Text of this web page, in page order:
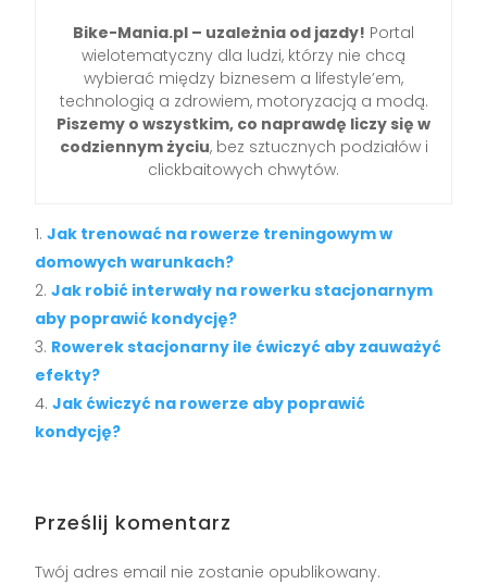
Bike-Mania.pl – uzależnia od jazdy! Portal
wielotematyczny dla ludzi, którzy nie chcą
wybierać między biznesem a lifestyle’em,
technologią a zdrowiem, motoryzacją a modą.
Piszemy o wszystkim, co naprawdę liczy się w
codziennym życiu, bez sztucznych podziałów i
clickbaitowych chwytów.
Jak trenować na rowerze treningowym w
domowych warunkach?
Jak robić interwały na rowerku stacjonarnym
aby poprawić kondycję?
Rowerek stacjonarny ile ćwiczyć aby zauważyć
efekty?
Jak ćwiczyć na rowerze aby poprawić
kondycję?
Prześlij komentarz
Twój adres email nie zostanie opublikowany.